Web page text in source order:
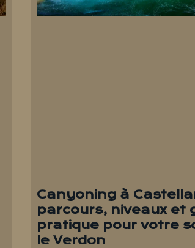
Canyoning à
parcours, niveaux et
pratique pour votre
le Verdon